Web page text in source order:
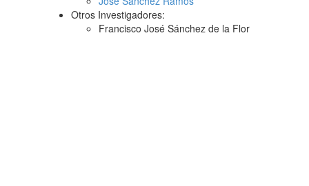
Otros Investigadores:
Francisco José Sánchez de la Flor